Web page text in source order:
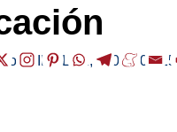
/KIROLAK , /2024-09-15